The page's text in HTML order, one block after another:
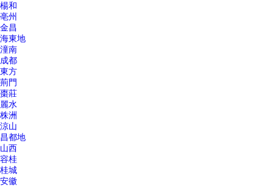
楊和
亳州
金昌
海東地
潼南
成都
東方
荊門
棗莊
麗水
株洲
涼山
昌都地
山西
容桂
桂城
安徽